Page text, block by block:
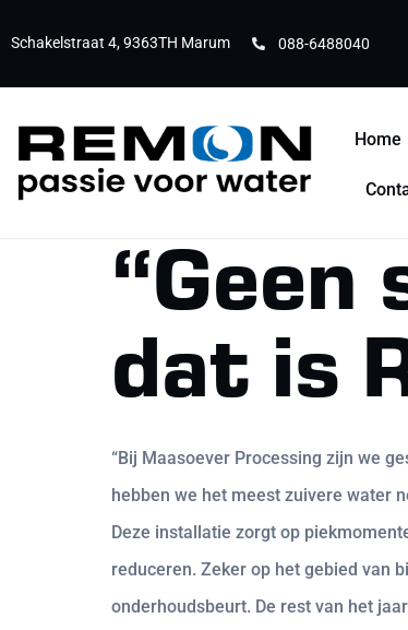
Schakelstraat 4, 9363TH Marum 088-6488040
Home
“Geen
dat is
“Bij Maasoever Processing zijn we
hebben we het meest zuivere water
Deze installatie zorgt op
reduceren. Zeker op het gebied van
onderhoudsbeurt. De rest van het